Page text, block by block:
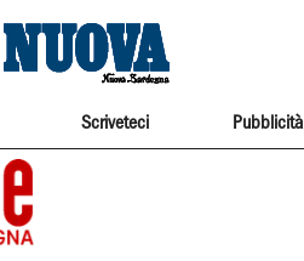
Scriveteci Pubblicità